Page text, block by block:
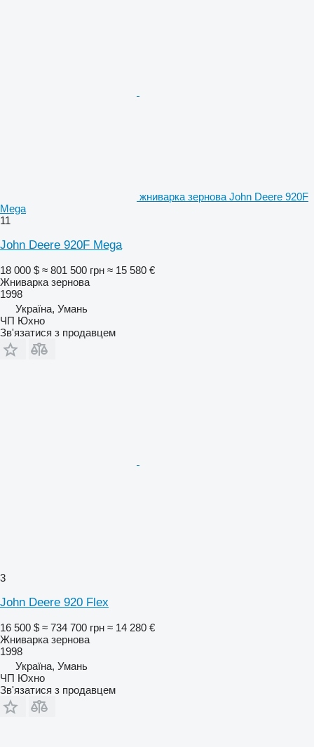
жниварка зернова John Deere 920F
Mega
11
John Deere 920F Mega
18 000 $ ≈ 801 500 грн ≈ 15 580 €
Жниварка зернова
1998
Україна, Умань
ЧП Юхно
Зв'язатися з продавцем
3
John Deere 920 Flex
16 500 $ ≈ 734 700 грн ≈ 14 280 €
Жниварка зернова
1998
Україна, Умань
ЧП Юхно
Зв'язатися з продавцем